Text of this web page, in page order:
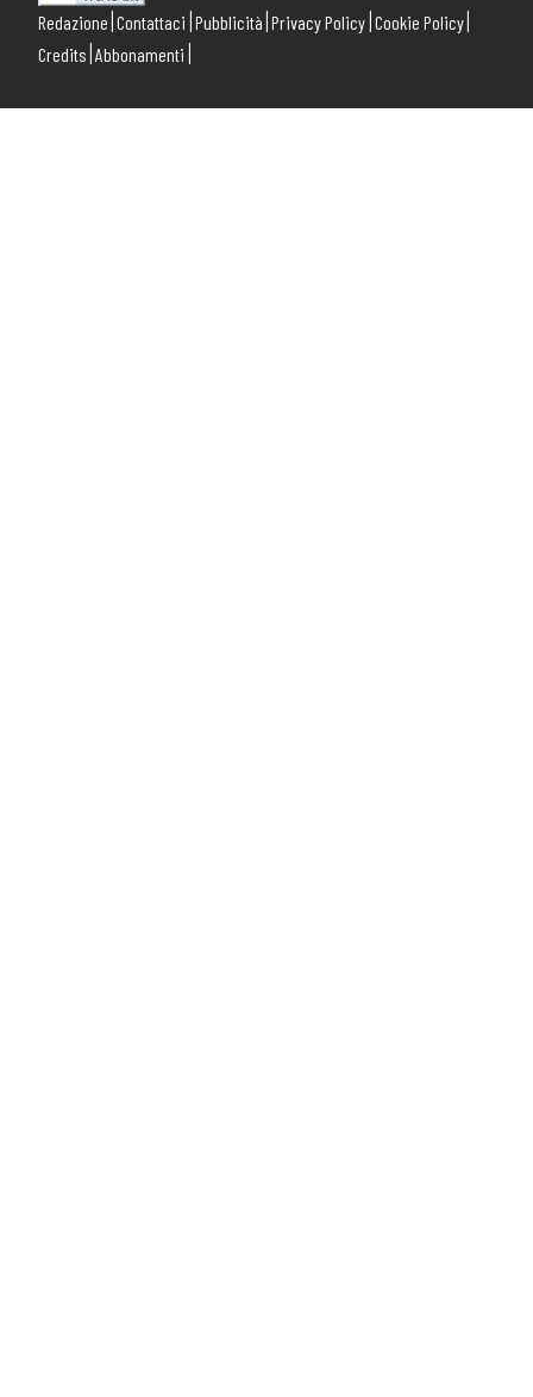
Redazione Contattaci Pubblicità Privacy Policy Cookie Policy
Credits Abbonamenti